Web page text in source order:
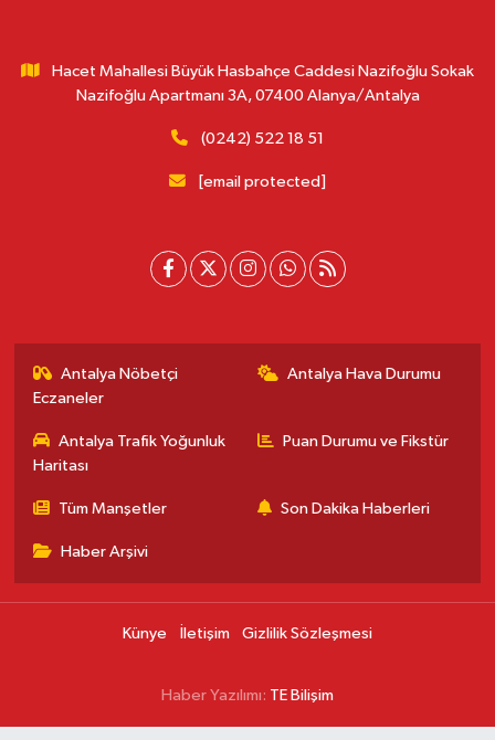
Hacet Mahallesi Büyük Hasbahçe Caddesi Nazifoğlu Sokak
Nazifoğlu Apartmanı 3A, 07400 Alanya/Antalya
(0242) 522 18 51
[email protected]
Antalya Nöbetçi
Eczaneler
Antalya Hava Durumu
Antalya Trafik Yoğunluk
Haritası
Puan Durumu ve Fikstür
Tüm Manşetler Son Dakika Haberleri
Haber Arşivi
Künye İletişim Gizlilik Sözleşmesi
Haber Yazılımı: TE Bilişim